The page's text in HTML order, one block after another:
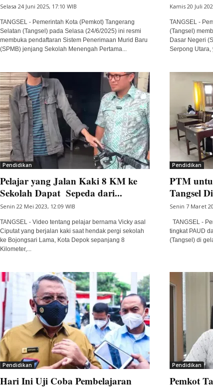
Selasa 24 Juni 2025, 17:10 WIB
TANGSEL - Pemerintah Kota (Pemkot) Tangerang
Selatan (Tangsel) pada Selasa (24/6/2025) ini resmi
membuka pendaftaran Sistem Penerimaan Murid Baru
(SPMB) jenjang Sekolah Menengah Pertama...
Kamis 20 Juli
TANGSEL -
(Tangsel)
Dasar Negeri
Serpong Utara,
Pendidikan
Pelajar yang Jalan Kaki 8 KM ke
Sekolah Dapat Sepeda dari...
Senin 22 Mei 2023, 12:09 WIB
TANGSEL - Video tentang pelajar bernama Vicky asal
Ciputat yang berjalan kaki saat hendak pergi sekolah
ke Bojongsari Lama, Kota Depok sepanjang 8
Kilometer,...
Pendidikan
PTM
Tangsel
Senin 7 Maret
TANGSEL -
tingkat PAUD
(Tangsel) di
Pendidikan
Hari Ini Uji Coba Pembelajaran
Pendidikan
Pemkot